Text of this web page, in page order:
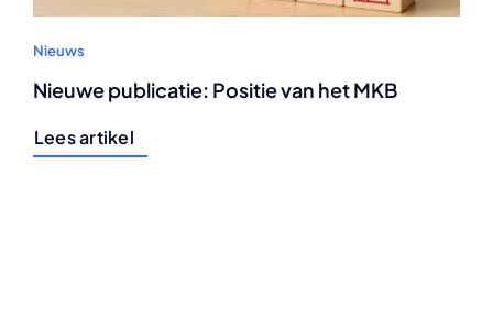
Nieuws
Nieuwe publicatie: Positie van het MKB
Lees artikel